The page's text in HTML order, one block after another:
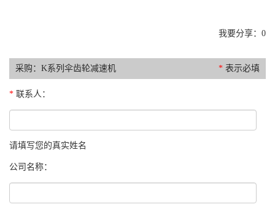
我要分享： 0
采购：K系列伞齿轮减速机 * 表示必填
* 联系人：
请填写您的真实姓名
公司名称：